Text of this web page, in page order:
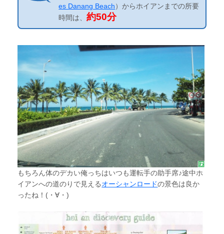
es Danang Beach）からホイアンまでの所要
時間は、約50分
もちろん体のデカい俺っちはいつも運転手の助手席♪途中ホ
イアンへの道のりで見えるオーシャンロードの景色は良か
ったね！(・∀・)